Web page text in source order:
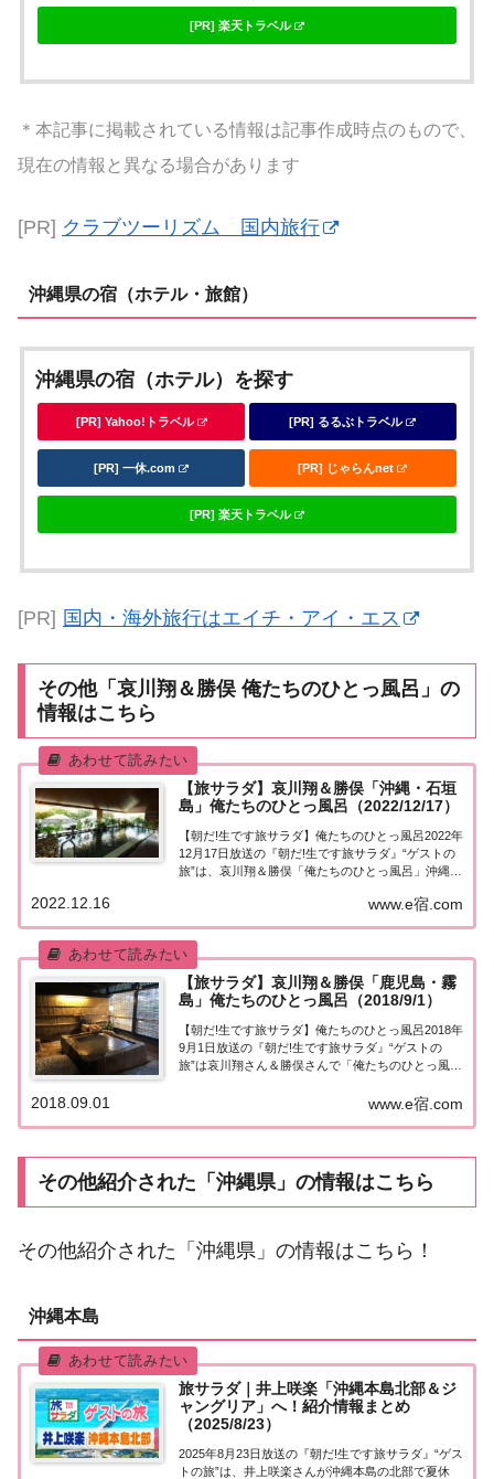
[PR] 楽天トラベル
＊本記事に掲載されている情報は記事作成時点のもので、
現在の情報と異なる場合があります
[PR] クラブツーリズム 国内旅行
沖縄県の宿（ホテル・旅館）
沖縄県の宿（ホテル）を探す
[PR] Yahoo!トラベル [PR] るるぶトラベル
[PR] 一休.com [PR] じゃらんnet
[PR] 楽天トラベル
[PR] 国内・海外旅行はエイチ・アイ・エス
その他「哀川翔＆勝俣 俺たちのひとっ風呂」の
情報はこちら
【旅サラダ】哀川翔＆勝俣「沖縄・石垣
島」俺たちのひとっ風呂（2022/12/17）
【朝だ!生です旅サラダ】俺たちのひとっ風呂2022年
12月17日放送の『朝だ!生です旅サラダ』“ゲストの
旅”は、哀川翔＆勝俣「俺たちのひとっ風呂」沖縄・
「沖縄・石垣島」俺たちのひとっ風呂今日の“ゲスト
の旅”は哀川翔さんと俺たちのひとっ...
www.e宿.com
2022.12.16
【旅サラダ】哀川翔＆勝俣「鹿児島・霧
島」俺たちのひとっ風呂（2018/9/1）
【朝だ!生です旅サラダ】俺たちのひとっ風呂2018年
9月1日放送の『朝だ!生です旅サラダ』“ゲストの
旅”は哀川翔さん＆勝俣さんで「俺たちのひとっ風
グルメに大興奮！紹介された情報はこちら！鹿児島
www.e宿.com
2018.09.01
その他紹介された「沖縄県」の情報はこちら
その他紹介された「沖縄県」の情報はこちら！
沖縄本島
旅サラダ｜井上咲楽「沖縄本島北部＆ジ
ャングリア」へ！紹介情報まとめ
（2025/8/23）
2025年8月23日放送の『朝だ!生です旅サラダ』“ゲス
トの旅”は、井上咲楽さんが沖縄本島の北部で夏休